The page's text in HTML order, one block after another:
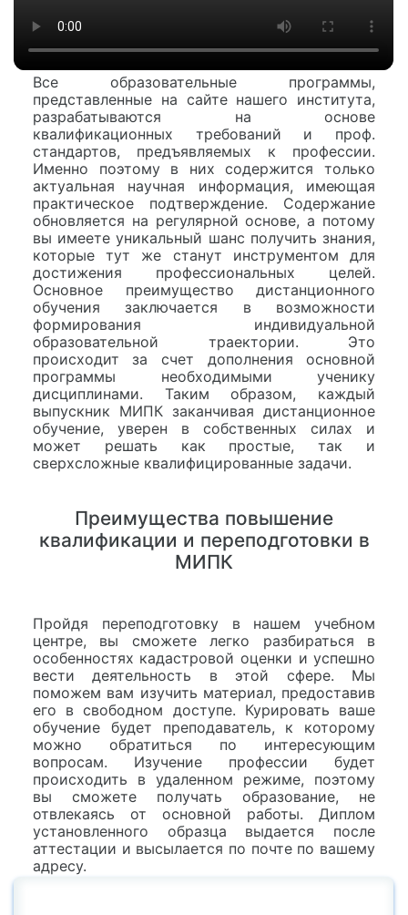
Все образовательные программы,
представленные на сайте нашего института,
разрабатываются на основе
квалификационных требований и проф.
стандартов, предъявляемых к профессии.
Именно поэтому в них содержится только
актуальная научная информация, имеющая
практическое подтверждение. Содержание
обновляется на регулярной основе, а потому
вы имеете уникальный шанс получить знания,
которые тут же станут инструментом для
достижения профессиональных целей.
Основное преимущество дистанционного
обучения заключается в возможности
формирования индивидуальной
образовательной траектории. Это
происходит за счет дополнения основной
программы необходимыми ученику
дисциплинами. Таким образом, каждый
выпускник МИПК заканчивая дистанционное
обучение, уверен в собственных силах и
может решать как простые, так и
сверхсложные квалифицированные задачи.
Преимущества повышение
квалификации и переподготовки в
МИПК
Пройдя переподготовку в нашем учебном
центре, вы сможете легко разбираться в
особенностях кадастровой оценки и успешно
вести деятельность в этой сфере. Мы
поможем вам изучить материал, предоставив
его в свободном доступе. Курировать ваше
обучение будет преподаватель, к которому
можно обратиться по интересующим
вопросам. Изучение профессии будет
происходить в удаленном режиме, поэтому
вы сможете получать образование, не
отвлекаясь от основной работы. Диплом
установленного образца выдается после
аттестации и высылается по почте по вашему
адресу.